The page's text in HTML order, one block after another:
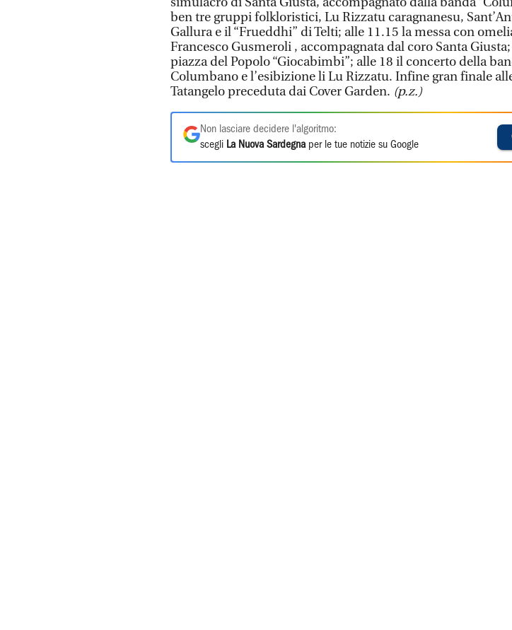
ben tre gruppi folkloristici, Lu Rizzatu caragnanesu,
Gallura e il “Frueddhi” di Telti; alle 11.15 la messa con
Francesco Gusmeroli , accompagnata dal coro Santa
piazza del Popolo “Giocabimbi”; alle 18 il concerto della
Columbano e l’esibizione li Lu Rizzatu. Infine gran finale
Tatangelo preceduta dai Cover Garden. (p.z.)
Non lasciare decidere l'algoritmo:
scegli La Nuova Sardegna per le tue notizie su Google